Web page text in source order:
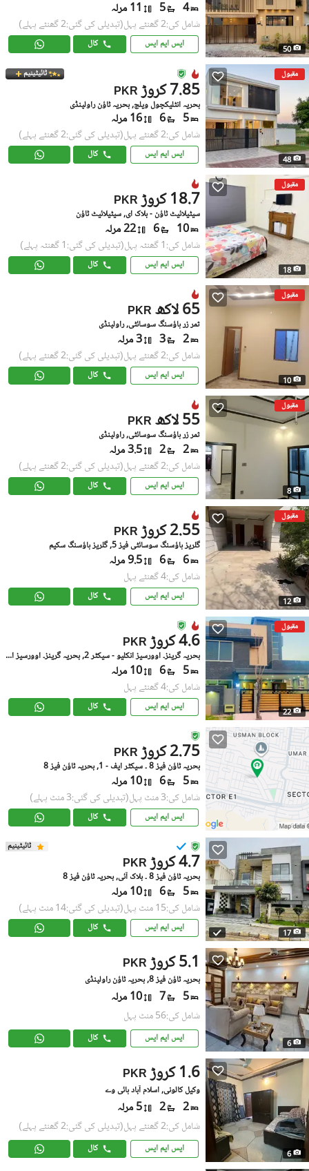
50
4
5 11 مرلہ
شامل کی:2 گھنٹے پہل (تبدیلی کی گئی:2 گھنٹے پہلے)
ایس ایم ایس کال
مقبول
48
ٹائیٹینیم
PKR 7.85 کروڑ
بحریہ انٹلیکچول ویلج, بحریہ ٹاؤن راولپنڈی
5
6 16 مرلہ
شامل کی:2 گھنٹے پہل (تبدیلی کی گئی:2 گھنٹے پہلے)
ایس ایم ایس کال
مقبول
18
PKR 18.7 کروڑ
سیٹیلائیٹ ٹاؤن - بلاک ای, سیٹیلائیٹ ٹاؤن
10
6 22 مرلہ
شامل کی:1 گھنٹہ پہل (تبدیلی کی گئی:1 گھنٹہ پہلے)
ایس ایم ایس کال
مقبول
10
PKR 65 لاکھ
ثمر زر ہاؤسنگ سوسائٹی, راولپنڈی
2
3 3 مرلہ
شامل کی:2 گھنٹے پہل (تبدیلی کی گئی:2 گھنٹے پہلے)
ایس ایم ایس کال
مقبول
8
PKR 55 لاکھ
ثمر زر ہاؤسنگ سوسائٹی, راولپنڈی
2
2 3.5 مرلہ
شامل کی:2 گھنٹے پہل (تبدیلی کی گئی:2 گھنٹے پہلے)
ایس ایم ایس کال
مقبول
12
PKR 2.55 کروڑ
گلریز ہاؤسنگ سوسائٹی فیز 5, گلریز ہاؤسنگ سکیم
6
6 9.5 مرلہ
شامل کی:4 گھنٹے پہل
ایس ایم ایس کال
مقبول
22
PKR 4.6 کروڑ
بحریہ گرینز۔ اوورسیز انکلیو - سیکٹر 2, بحریہ گرینز۔ اوورسیز انکلیو
5
6 10 مرلہ
شامل کی:4 گھنٹے پہل
ایس ایم ایس کال
PKR 2.75 کروڑ
بحریہ ٹاؤن فیز 8 ۔ سیکٹر ایف - 1, بحریہ ٹاؤن فیز 8
5
6 10 مرلہ
شامل کی:3 منٹ پہل (تبدیلی کی گئی:3 منٹ پہلے)
ایس ایم ایس کال
17
ٹائیٹینیم
PKR 4.7 کروڑ
بحریہ ٹاؤن فیز 8 ۔ بلاک آئی, بحریہ ٹاؤن فیز 8
5
6 10 مرلہ
شامل کی:15 منٹ پہل (تبدیلی کی گئی:14 منٹ پہلے)
ایس ایم ایس کال
6
PKR 5.1 کروڑ
بحریہ ٹاؤن فیز 8, بحریہ ٹاؤن راولپنڈی
5
7 10 مرلہ
شامل کی:56 منٹ پہل
ایس ایم ایس کال
6
PKR 1.6 کروڑ
وکیل کالونی, اسلام آباد ہائی وے
2
2 5 مرلہ
شامل کی:2 گھنٹے پہل (تبدیلی کی گئی:2 گھنٹے پہلے)
ایس ایم ایس کال